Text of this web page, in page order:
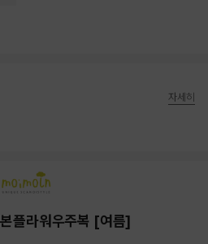
자세히
플라워우주복 [여름]